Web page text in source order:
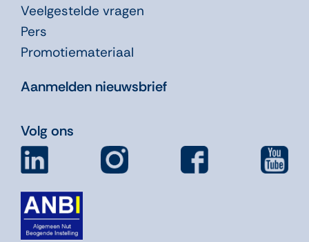
Veelgestelde vragen
Pers
Promotiemateriaal
Aanmelden nieuwsbrief
Volg ons